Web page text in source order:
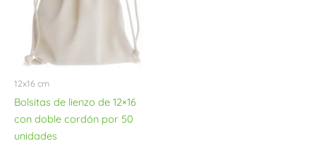
12x16 cm
Bolsitas de lienzo de 12×16
con doble cordón por 50
unidades